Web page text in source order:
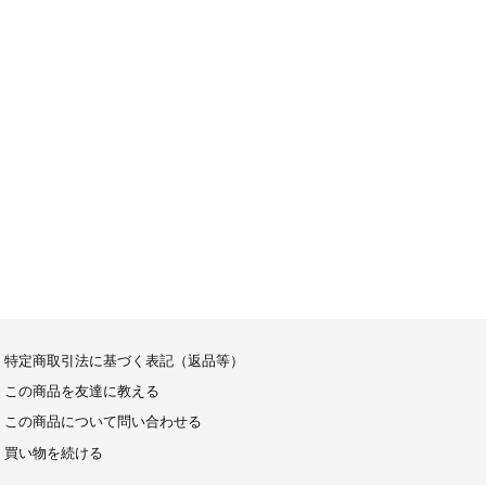
特定商取引法に基づく表記（返品等）
この商品を友達に教える
この商品について問い合わせる
買い物を続ける